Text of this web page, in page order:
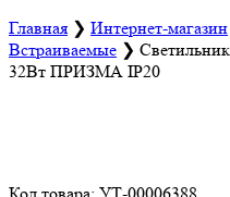
Главная ❯ Интернет-магазин
Встраиваемые ❯
32Вт ПРИЗМА IP20